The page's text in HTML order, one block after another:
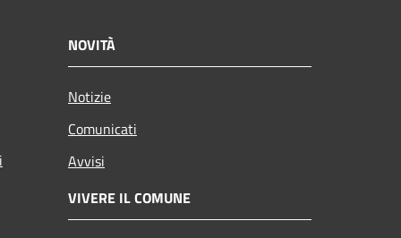
NOVITÀ
Notizie
Comunicati
Avvisi
VIVERE IL COMUNE